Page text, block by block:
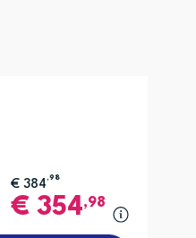
€384 ,98
€354,98